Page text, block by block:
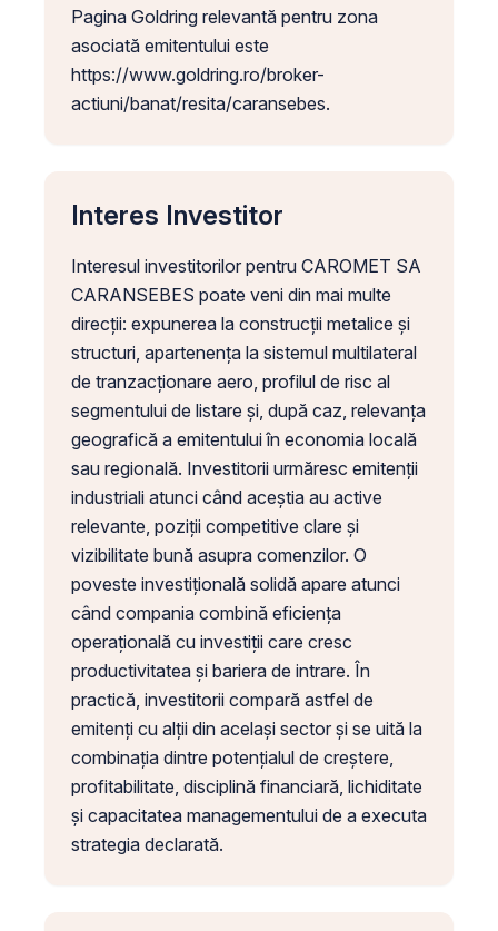
Pagina Goldring relevantă pentru zona
asociată emitentului este
https://www.goldring.ro/broker-
actiuni/banat/resita/caransebes.
Interes Investitor
Interesul investitorilor pentru CAROMET SA
CARANSEBES poate veni din mai multe
direcții: expunerea la construcții metalice și
structuri, apartenența la sistemul multilateral
de tranzacționare aero, profilul de risc al
segmentului de listare și, după caz, relevanța
geografică a emitentului în economia locală
sau regională. Investitorii urmăresc emitenții
industriali atunci când aceștia au active
relevante, poziții competitive clare și
vizibilitate bună asupra comenzilor. O
poveste investițională solidă apare atunci
când compania combină eficiența
operațională cu investiții care cresc
productivitatea și bariera de intrare. În
practică, investitorii compară astfel de
emitenți cu alții din același sector și se uită la
combinația dintre potențialul de creștere,
profitabilitate, disciplină financiară, lichiditate
și capacitatea managementului de a executa
strategia declarată.